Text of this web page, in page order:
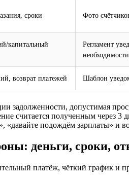
сроки Фото
капитальный
Регламент
возврат платежей Шаблон
задолженности, допустимая
считается полученным
подождём зарплаты» и
деньги, сроки,
платёж, чёткий график и